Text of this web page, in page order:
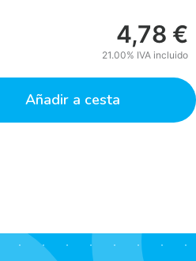
4,78 €
21.00% IVA incluido
Añadir a cesta